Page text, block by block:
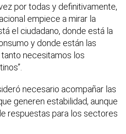
por todas y definitivamente,
empiece a mirar la
el ciudadano, donde está la
y donde están las
necesitamos los
necesario acompañar las
generen estabilidad, aunque
respuestas para los sectores